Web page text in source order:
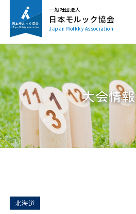
一般社団法人
日本モルック協会
Japan Mölkky Association
大会情報
北海道